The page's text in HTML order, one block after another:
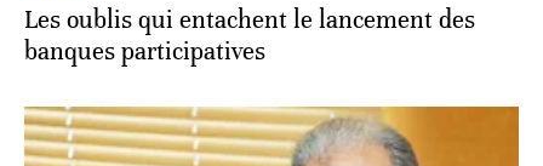
Les oublis qui entachent le lancement des
banques participatives